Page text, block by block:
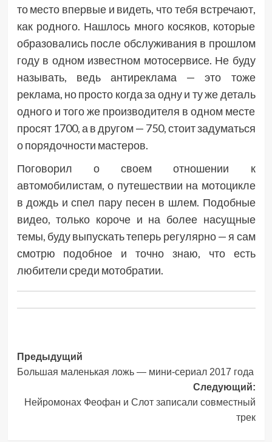
то место впервые и видеть, что тебя встречают,
как родного. Нашлось много косяков, которые
образовались после обслуживания в прошлом
году в одном известном мотосервисе. Не буду
называть, ведь антиреклама — это тоже
реклама, но просто когда за одну и ту же деталь
одного и того же производителя в одном месте
просят 1700, а в другом — 750, стоит задуматься
о порядочности мастеров.
Поговорил о своем отношении к
автомобилистам, о путешествии на мотоцикле
в дождь и спел пару песен в шлем. Подобные
видео, только короче и на более насущные
темы, буду выпускать теперь регулярно — я сам
смотрю подобное и точно знаю, что есть
любители среди мотобратии.
Навигация
записи
Предыдущий
Большая маленькая ложь — мини-сериал 2017 года
Следующий:
Нейромонах Феофан и Слот записали совместный
трек